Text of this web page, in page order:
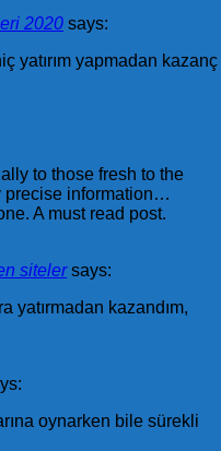
2020 says:
yatırım yapmadan kazanç
to those fresh to the
precise information…
A must read post.
siteler says:
yatırmadan kazandım,
oynarken bile sürekli